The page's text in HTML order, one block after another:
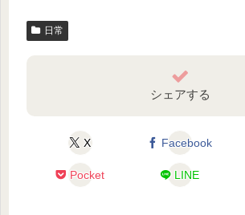
日常
シェアする
X Facebook
Pocket LINE